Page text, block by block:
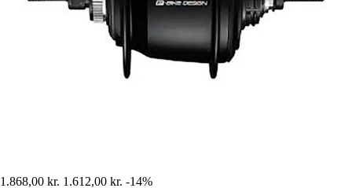
1.868,00 kr. 1.612,00 kr. -14%